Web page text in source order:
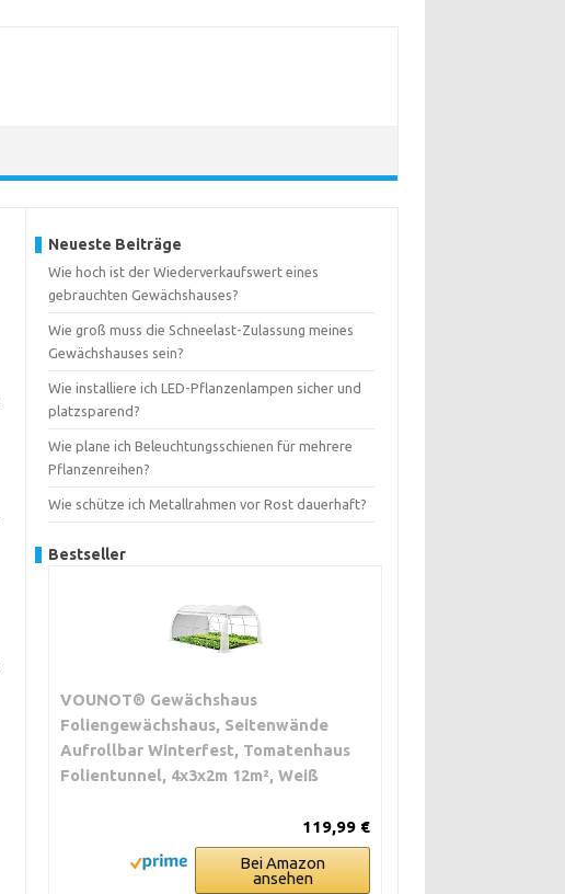
Neueste Beiträge
Wie hoch ist der Wiederverkaufswert eines
gebrauchten Gewächshauses?
Wie groß muss die Schneelast-Zulassung meines
Gewächshauses sein?
Wie installiere ich LED-Pflanzenlampen sicher und
platzsparend?
Wie plane ich Beleuchtungsschienen für mehrere
Pflanzenreihen?
Wie schütze ich Metallrahmen vor Rost dauerhaft?
Bestseller
VOUNOT® Gewächshaus
Foliengewächshaus, Seitenwände
Aufrollbar Winterfest, Tomatenhaus
Folientunnel, 4x3x2m 12m², Weiß
119,99 €
Bei Amazon
ansehen